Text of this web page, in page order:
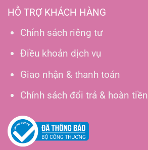
HỖ TRỢ KHÁCH HÀNG
Chính sách riêng tư
Điều khoản dịch vụ
Giao nhận & thanh toán
Chính sách đổi trả & hoàn tiền